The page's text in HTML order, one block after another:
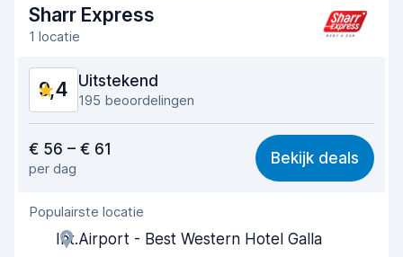
Snelheid inleverproces 9,7
Staat van de auto
Sharr Express
1 locatie
9,4 Uitstekend
195 beoordelingen
9,3
Makkelijk te vinden 9,5
Behulpzame medewerker
€ 56 – € 61
per dag
Bekijk deals
Populairste locatie
Int.Airport - Best Western Hotel Galla